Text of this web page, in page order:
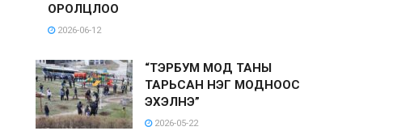
ОРОЛЦЛОО
2026-06-12
“ТЭРБУМ МОД ТАНЫ
ТАРЬСАН НЭГ МОДНООС
ЭХЭЛНЭ”
2026-05-22